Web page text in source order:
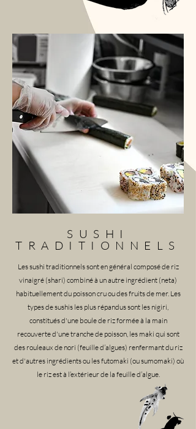
SUSHI
TRADITIONNELS
Les sushi traditionnels sont en général composé de riz
vinaigré (shari) combiné à un autre ingrédient (neta)
habituellement du poisson cru ou des fruits de mer. Les
types de sushis les plus répandus sont les nigiri,
constitués d'une boule de riz formée à la main
recouverte d'une tranche de poisson, les maki qui sont
des rouleaux de nori (feuille d’algues) renfermant du riz
et d'autres ingrédients ou les futomaki (ou sumomaki) où
le riz est à l’extérieur de la feuille d’algue.